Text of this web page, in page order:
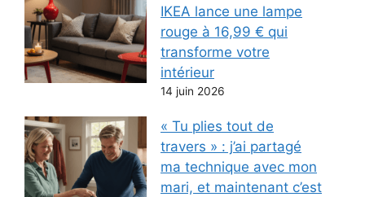
IKEA lance une lampe
rouge à 16,99 € qui
transforme votre
intérieur
14 juin 2026
« Tu plies tout de
travers » : j’ai partagé
ma technique avec mon
mari, et maintenant c’est